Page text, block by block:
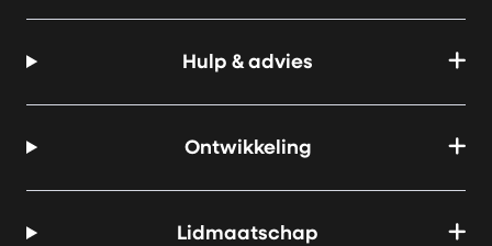
Hulp & advies
Ontwikkeling
Lidmaatschap